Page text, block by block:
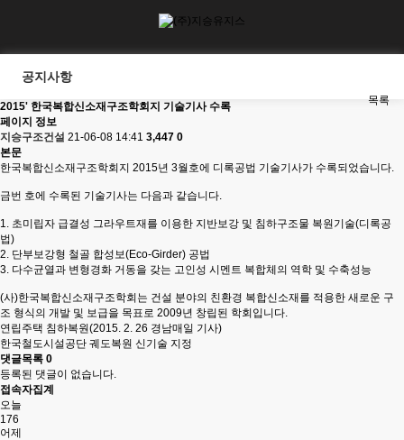
공지사항
목록
2015' 한국복합신소재구조학회지 기술기사 수록
페이지 정보
지승구조건설 21-06-08 14:41 3,447 0
본문
한국복합신소재구조학회지 2015년 3월호에 디록공법 기술기사가 수록되었습니다.
금번 호에 수록된 기술기사는 다음과 같습니다.
1. 초미립자 급결성 그라우트재를 이용한 지반보강 및 침하구조물 복원기술(디록공
법)
2. 단부보강형 철골 합성보(Eco-Girder) 공법
3. 다수균열과 변형경화 거동을 갖는 고인성 시멘트 복합체의 역학 및 수축성능
(사)한국복합신소재구조학회는 건설 분야의 친환경 복합신소재를 적용한 새로운 구
조 형식의 개발 및 보급을 목표로 2009년 창립된 학회입니다.
연립주택 침하복원(2015. 2. 26 경남매일 기사)
한국철도시설공단 궤도복원 신기술 지정
댓글목록 0
등록된 댓글이 없습니다.
접속자집계
오늘
176
어제